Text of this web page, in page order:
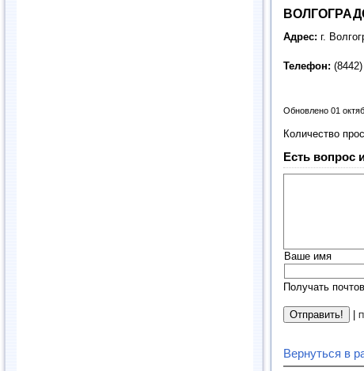
Адрес: г.
Телефон:
Обновлено 01
Количество
Есть вопрос
Ваше имя
Получать
Вернуться в